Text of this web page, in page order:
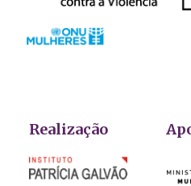
Realização